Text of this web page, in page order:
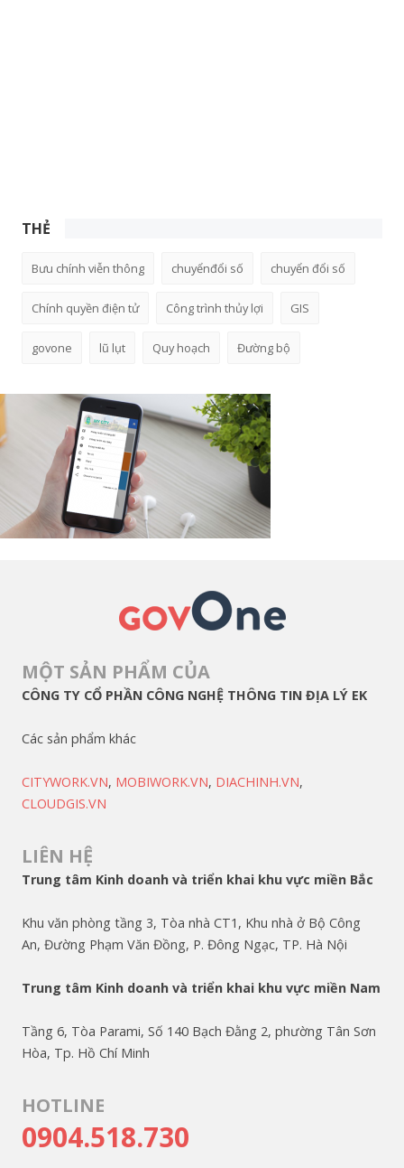
THẺ
Bưu chính viễn thông chuyểnđổi số chuyển đổi số
Chính quyền điện tử Công trình thủy lợi GIS
govone lũ lụt Quy hoạch Đường bộ
MỘT SẢN PHẨM CỦA
CÔNG TY CỔ PHẦN CÔNG NGHỆ THÔNG TIN ĐỊA LÝ EK
Các sản phẩm khác
CITYWORK.VN, MOBIWORK.VN, DIACHINH.VN,
CLOUDGIS.VN
LIÊN HỆ
Trung tâm Kinh doanh và triển khai khu vực miền Bắc
Khu văn phòng tầng 3, Tòa nhà CT1, Khu nhà ở Bộ Công
An, Đường Phạm Văn Đồng, P. Đông Ngạc, TP. Hà Nội
Trung tâm Kinh doanh và triển khai khu vực miền Nam
Tầng 6, Tòa Parami, Số 140 Bạch Đằng 2, phường Tân Sơn
Hòa, Tp. Hồ Chí Minh
HOTLINE
0904.518.730